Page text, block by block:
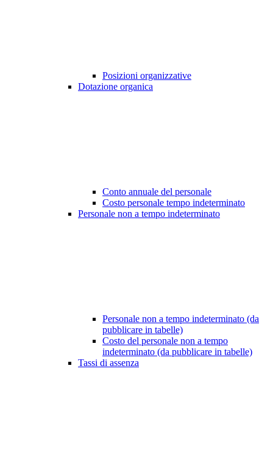
Posizioni organizzative
Dotazione organica
Conto annuale del personale
Costo personale tempo indeterminato
Personale non a tempo indeterminato
Personale non a tempo indeterminato (da
pubblicare in tabelle)
Costo del personale non a tempo
indeterminato (da pubblicare in tabelle)
Tassi di assenza